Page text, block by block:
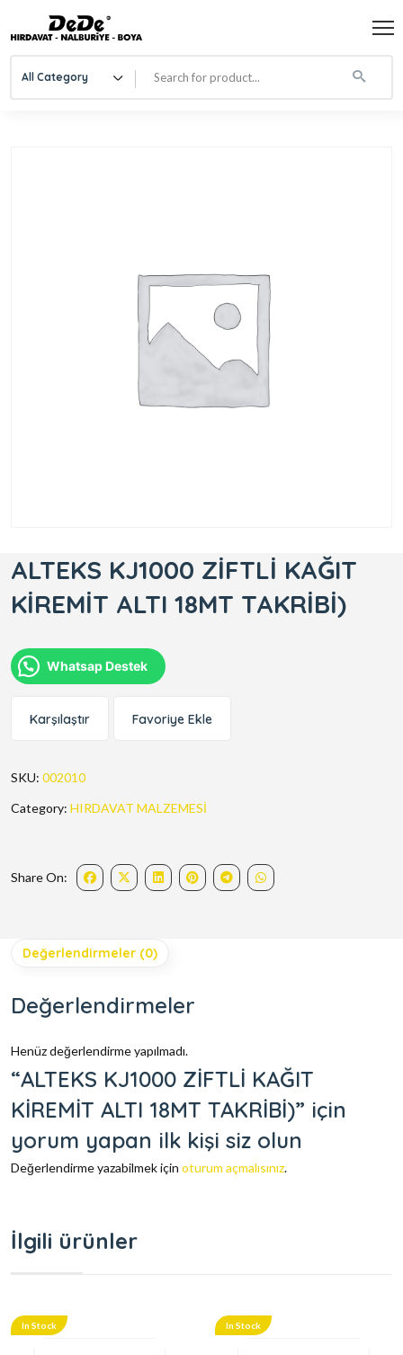
All Category
ALTEKS KJ1000 ZİFTLİ KAĞIT
KİREMİT ALTI 18MT TAKRİBİ)
Whatsap Destek
Karşılaştır Favoriye Ekle
SKU: 002010
Category: HIRDAVAT MALZEMESİ
Share On:
Değerlendirmeler (0)
Değerlendirmeler
Henüz değerlendirme yapılmadı.
“ALTEKS KJ1000 ZİFTLİ KAĞIT
KİREMİT ALTI 18MT TAKRİBİ)” için
yorum yapan ilk kişi siz olun
Değerlendirme yazabilmek için oturum açmalısınız.
İlgili ürünler
In Stock In Stock